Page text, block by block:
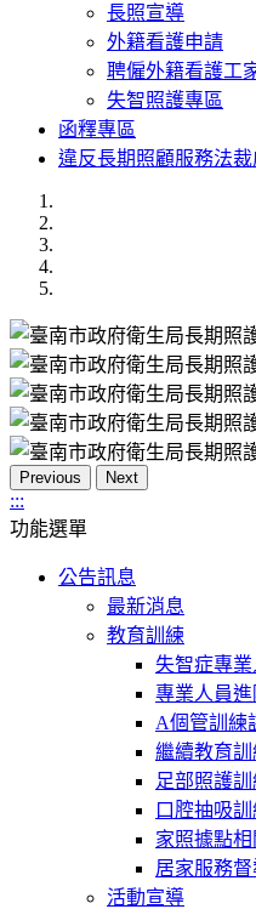
長照宣導
外籍看護申請
聘僱外籍看護工
失智照護專區
函釋專區
違反長期照顧服務法
Previous Next
:::
功能選單
公告訊息
最新消息
教育訓練
失智症專業
專業人員進
A個管訓練
繼續教育訓
足部照護
口腔抽吸
家照據點
居家服務
活動宣導